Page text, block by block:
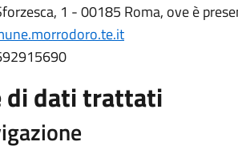
1 - 00185 Roma, ove è
di dati trattati